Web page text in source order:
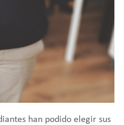
han podido elegir sus